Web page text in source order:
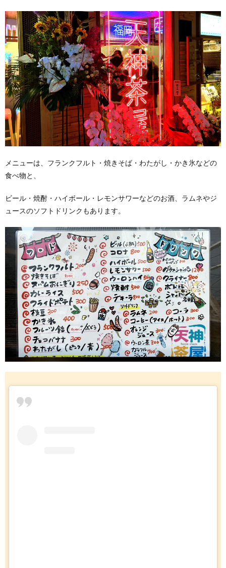
メニューは、フランクフルト・焼きそば・わたがし・かき氷などの
食べ物と、
ビール・焼酎・ハイボール・レモンサワーなどのお酒、ラムネやジ
ュースのソフトドリンクもあります。